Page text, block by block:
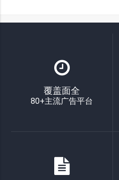
覆盖面全
80+主流广告平台